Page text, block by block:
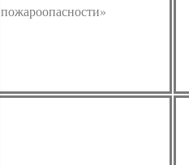
пожароопасности»